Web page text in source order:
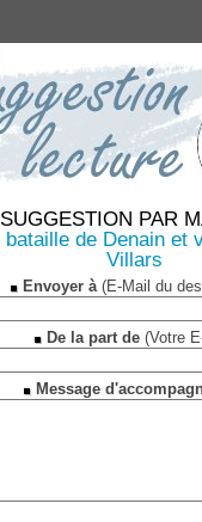
PAR
de Denain et
Villars
Envoyer à(E-Mail du
De la part de(Votre
Message